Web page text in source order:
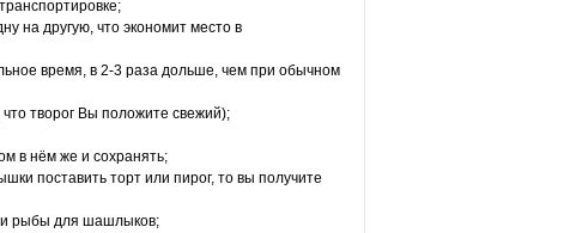
на другую, что экономит место в
время, в 2-3 раза дольше, чем при обычном
творог Вы положите свежий);
в нём же и сохранять;
поставить торт или пирог, то вы получите
рыбы для шашлыков;